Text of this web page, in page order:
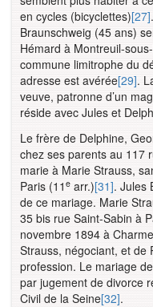
en cycles (bicyclettes)[27]
Braunschweig (45 ans)
Hémard à Montreuil-
commune limitrophe du
adresse est avérée[29].
veuve, patronne d’un
réside avec Jules et
Le frère de Delphine,
chez ses parents au 117
marie à Marie Strauss,
Paris (11 e arr.)[31]. Jules
de ce mariage. Marie
35 bis rue Saint-Sabin à
novembre 1894 à
Strauss, négociant, et de
profession. Le mariage
par jugement de divorce
Civil de la Seine[32].